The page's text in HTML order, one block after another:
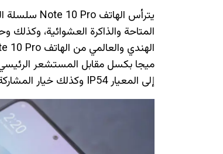
المتاحة والذاكرة العشوائية، وكذلك
إلى المعيار IP54 وكذلك خيار المشاركة عن بعد NFC.